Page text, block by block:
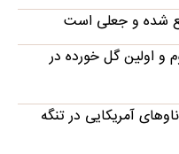
شده و جعلی است
و اولین گل خورده در
آمریکایی در تنگه